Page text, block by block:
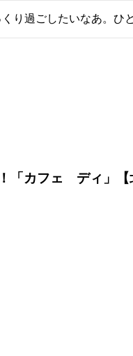
り過ごしたいなあ。ひ
「カフェ ディ」【